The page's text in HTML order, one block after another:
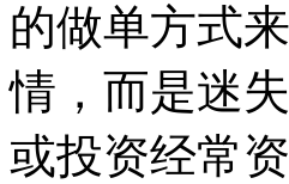
的做单方式
情，而是迷
或投资经常